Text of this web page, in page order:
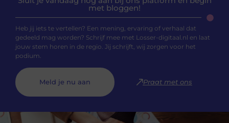
met bloggen!
Heb jij iets te vertellen? Een mening, ervaring of verhaal dat
gedeeld mag worden? Schrijf mee met Losser-digitaal.nl en laat
jouw stem horen in de regio. Jij schrijft, wij zorgen voor het
podium.
Meld je nu aan Praat met ons